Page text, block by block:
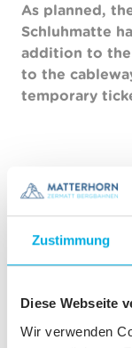
Zustimmung
Diese Webseite
Wir verwenden
As planned,
Schluhmatte
addition to
to the
temporary
Schluhmatte
addition to
temporary
As can be